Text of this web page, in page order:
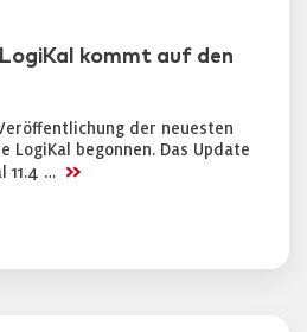
kommt auf den
der neuesten
LogiKal begonnen. Das Update
11.4 … >>